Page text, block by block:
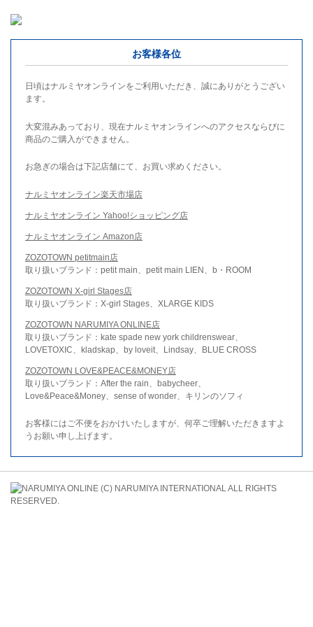
お客様各位
日頃はナルミヤオンラインをご利用いただき、誠にありがとうござい
ます。
大変混みあっており、現在ナルミヤオンラインへのアクセスならびに
商品のご購入ができません。
お急ぎの場合は下記店舗にて、お買い求めください。
ナルミヤオンライン楽天市場店
ナルミヤオンライン Yahoo!ショッピング店
ナルミヤオンライン Amazon店
ZOZOTOWN petitmain店
取り扱いブランド：petit main、petit main LIEN、b・ROOM
ZOZOTOWN X-girl Stages店
取り扱いブランド：X-girl Stages、XLARGE KIDS
ZOZOTOWN NARUMIYA ONLINE店
取り扱いブランド：kate spade new york childrenswear、
LOVETOXIC、kladskap、by loveit、Lindsay、BLUE CROSS
ZOZOTOWN LOVE&PEACE&MONEY店
取り扱いブランド：After the rain、babycheer、
Love&Peace&Money、sense of wonder、キリンのソフィ
お客様にはご不便をおかけいたしますが、何卒ご理解いただきますよ
うお願い申し上げます。